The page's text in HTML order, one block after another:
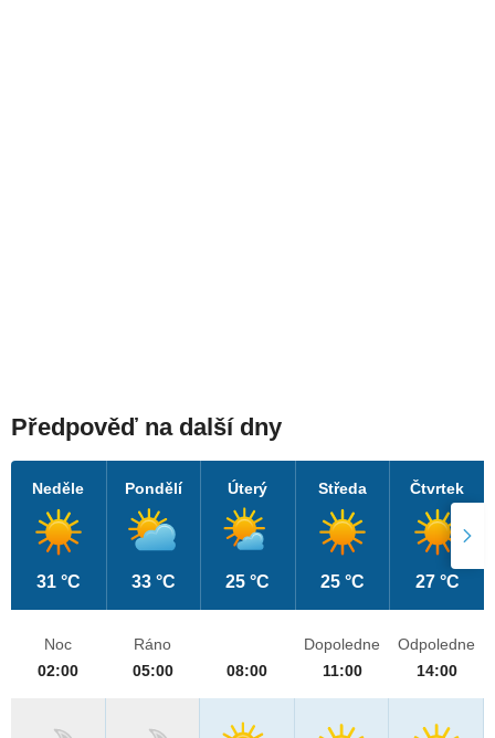
Předpověď na další dny
Neděle
31 °C
Pondělí
33 °C
Úterý
25 °C
Středa
25 °C
Čtvrtek
27 °C
Noc
02:00
Ráno
05:00
08:00
Dopoledne
11:00
Odpoledne
14:00